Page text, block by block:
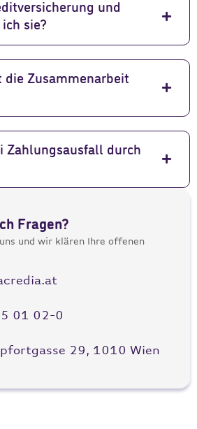
und
sie?
Zusammenarbeit
Zahlungsausfall durch
Fragen?
und wir klären Ihre offenen
01 02-0
29, 1010 Wien